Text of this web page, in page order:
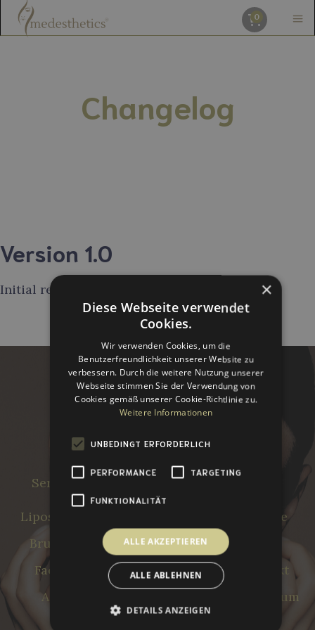
0
Changelog
Version 1.0
Initial release of template
Services
Liposuktion
Brust Op
Facelift
AGBs
Über uns
Preise
Shop
Galerie
Kontakt
Impressum
×
Diese Webseite verwendet
Cookies.
Wir verwenden Cookies, um die
Benutzerfreundlichkeit unserer Website zu
verbessern. Durch die weitere Nutzung unserer
Webseite stimmen Sie der Verwendung von
Cookies gemäß unserer Cookie-Richtlinie zu.
Weitere Informationen
UNBEDINGT ERFORDERLICH
PERFORMANCE TARGETING
FUNKTIONALITÄT
ALLE AKZEPTIEREN
ALLE ABLEHNEN
DETAILS ANZEIGEN